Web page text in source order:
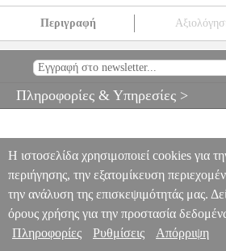
Περιγραφή
SCHOTT SOHNE SCHOTT SOHNE
0
Πληροφορίες & Υπηρεσίες >
Η ιστοσελίδα χρησιμοποιεί cookies για
περιήγησης, την εξατομίκευση
την ανάλυση της επισκεψιμότητάς μας.
όρους χρήσης για την προστασία
Πληροφορίες
Ρυθμίσεις Απόρριψη